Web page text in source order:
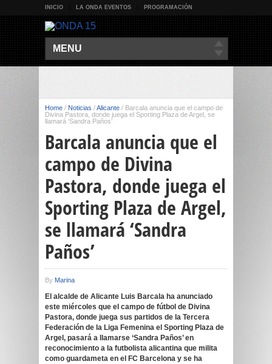
INICIO LA ONDA EVENTOS PROGRAMACIÓN
MENU
Home / Noticias /Alicante / Barcala anuncia que el campo de
Divina Pastora, donde juega el Sporting Plaza de Argel, se
llamará ‘Sandra Paños’
Barcala anuncia que el
campo de Divina
Pastora, donde juega el
Sporting Plaza de Argel,
se llamará ‘Sandra
Paños’
By Marina
El alcalde de Alicante Luis Barcala ha anunciado
este miércoles que el campo de fútbol de Divina
Pastora, donde juega sus partidos de la Tercera
Federación de la Liga Femenina el Sporting Plaza de
Argel, pasará a llamarse ‘Sandra Paños’ en
reconocimiento a la futbolista alicantina que milita
como guardameta en el FC Barcelona y se ha